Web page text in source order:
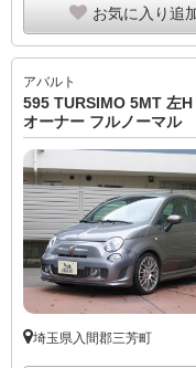
お気に入り追
アバルト
595 TURSIMO 5MT 左
オーナー フルノーマル
埼玉県入間郡三芳町